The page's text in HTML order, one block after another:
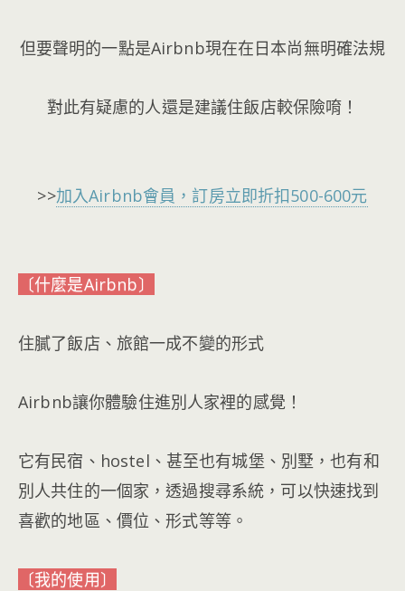
但要聲明的一點是Airbnb現在在日本尚無明確法規
對此有疑慮的人還是建議住飯店較保險唷！
>>加入Airbnb會員，訂房立即折扣500-600元
〔什麼是Airbnb〕
住膩了飯店、旅館一成不變的形式
Airbnb讓你體驗住進別人家裡的感覺！
它有民宿、hostel、甚至也有城堡、別墅，也有和
別人共住的一個家，透過搜尋系統，可以快速找到
喜歡的地區、價位、形式等等。
〔我的使用〕